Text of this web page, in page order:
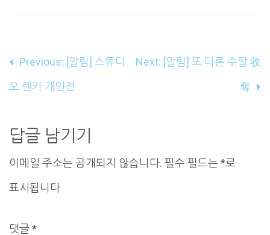
글
내
게
이
션
Previous: [알림] 스튜디
오 렌카 개인전
Next: [알림] 또 다른 수탈 收
奪
답글 남기기
이메일 주소는 공개되지 않습니다. 필수 필드는 *로
표시됩니다
댓글 *